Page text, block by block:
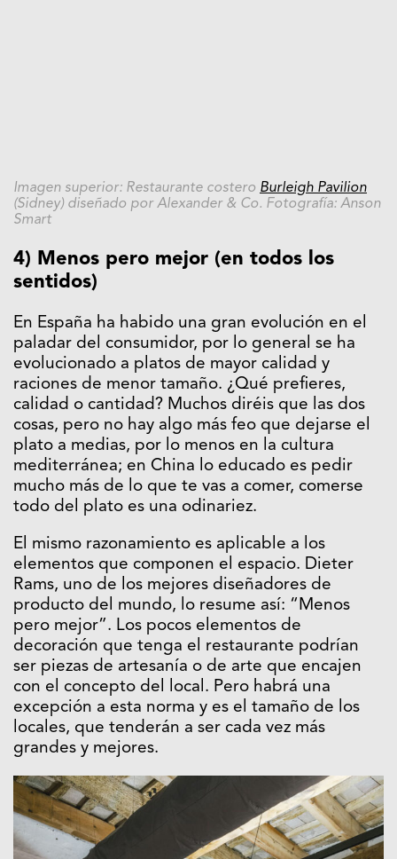
Imagen superior: Restaurante costero Burleigh Pavilion
(Sidney) diseñado por Alexander & Co. Fotografía: Anson
Smart
4) Menos pero mejor (en todos los
sentidos)
En España ha habido una gran evolución en el
paladar del consumidor, por lo general se ha
evolucionado a platos de mayor calidad y
raciones de menor tamaño. ¿Qué prefieres,
calidad o cantidad? Muchos diréis que las dos
cosas, pero no hay algo más feo que dejarse el
plato a medias, por lo menos en la cultura
mediterránea; en China lo educado es pedir
mucho más de lo que te vas a comer, comerse
todo del plato es una odinariez.
El mismo razonamiento es aplicable a los
elementos que componen el espacio. Dieter
Rams, uno de los mejores diseñadores de
producto del mundo, lo resume así: “Menos
pero mejor”. Los pocos elementos de
decoración que tenga el restaurante podrían
ser piezas de artesanía o de arte que encajen
con el concepto del local. Pero habrá una
excepción a esta norma y es el tamaño de los
locales, que tenderán a ser cada vez más
grandes y mejores.